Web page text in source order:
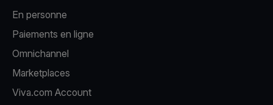
En personne
Paiements en ligne
Omnichannel
Marketplaces
Viva.com Account